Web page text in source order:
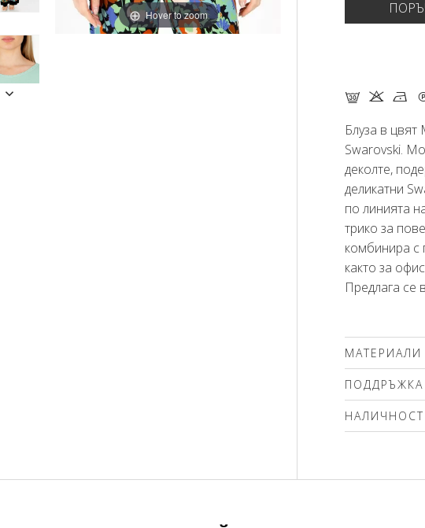
Hover to zoom
G K N
Блуза в цвят
Swarovski.
деколте,
деликатни
по линията
трико за
комбинира с
както за
Предлага се
МАТЕРИАЛИ
ПОДДРЪЖКА
(max. 30'С ) с
чистене.